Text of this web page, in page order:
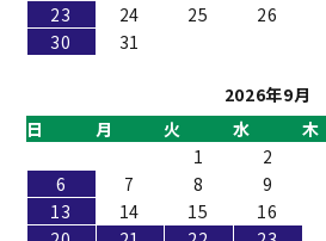
23
24 25 26
30
31
2026年9月
日
月 火 水 木
1
2
6
7 8 9
13
14 15 16